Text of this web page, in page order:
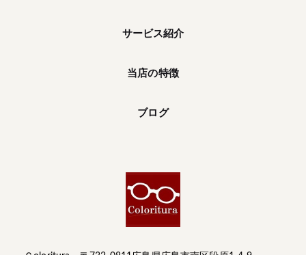
サービス紹介
当店の特徴
ブログ